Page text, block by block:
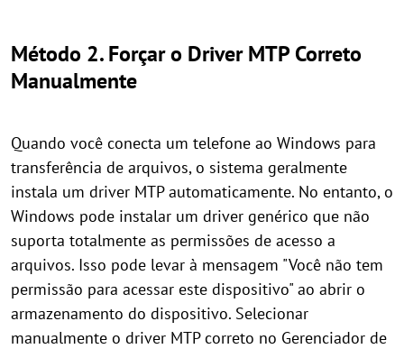
Método 2. Forçar o Driver MTP Correto
Manualmente
Quando você conecta um telefone ao Windows para
transferência de arquivos, o sistema geralmente
instala um driver MTP automaticamente. No entanto, o
Windows pode instalar um driver genérico que não
suporta totalmente as permissões de acesso a
arquivos. Isso pode levar à mensagem "Você não tem
permissão para acessar este dispositivo" ao abrir o
armazenamento do dispositivo. Selecionar
manualmente o driver MTP correto no Gerenciador de